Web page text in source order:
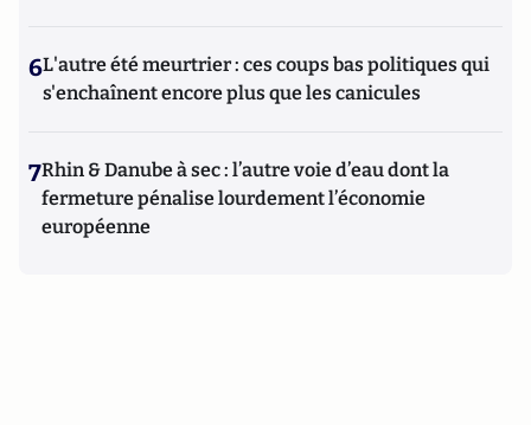
6L'autre été meurtrier : ces coups bas politiques qui
s'enchaînent encore plus que les canicules
7Rhin & Danube à sec : l’autre voie d’eau dont la
fermeture pénalise lourdement l’économie
européenne